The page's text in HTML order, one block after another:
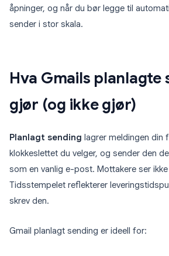
åpninger, og når du bør legge til
sender i stor skala.
Hva Gmails planlagte
gjør (og ikke gjør)
Planlagt sending lagrer meldingen din
klokkeslettet du velger, og sender den
som en vanlig e-post. Mottakere ser
Tidsstempelet reflekterer
skrev den.
Gmail planlagt sending er ideell for: